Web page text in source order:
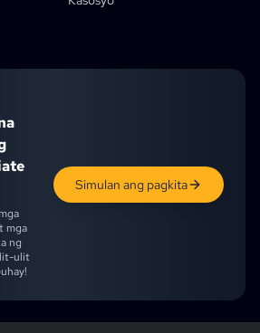
mga
ng
ulit
Simulan ang pagkita